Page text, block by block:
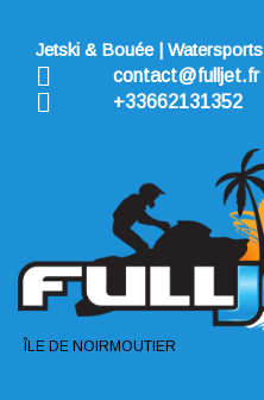
contentJetski & Bouée | Watersports
contact@fulljet.fr
+33662131352
ÎLE DE NOIRMOUTIER